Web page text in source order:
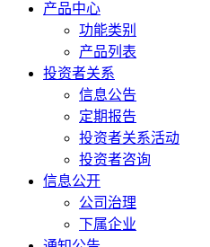
产品中心
功能类别
产品列表
投资者关系
信息公告
定期报告
投资者关系活动
投资者咨询
信息公开
公司治理
下属企业